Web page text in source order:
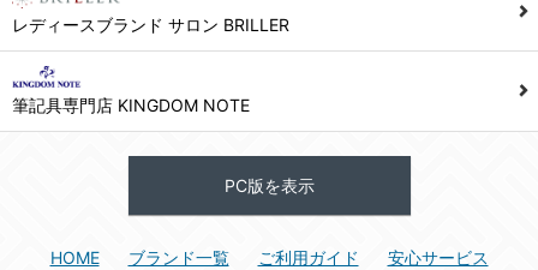
レディースブランド サロン BRILLER
筆記具専門店 KINGDOM NOTE
PC版を表示
HOME ブランド一覧 ご利用ガイド
安心サービス